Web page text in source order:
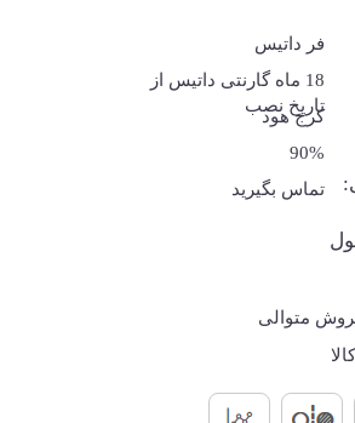
فر داتیس
18 ماه گارنتی داتیس از
تاریخ نصب
کرج هود
90%
تماس بگیرید
متوالی